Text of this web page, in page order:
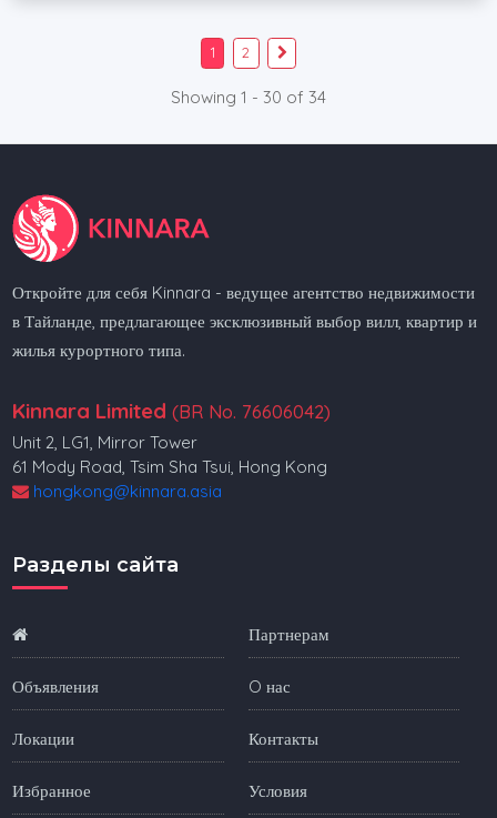
1 2
Showing 1 - 30 of 34
Откройте для себя Kinnara - ведущее агентство недвижимости
в Тайланде, предлагающее эксклюзивный выбор вилл, квартир и
жилья курортного типа.
Kinnara Limited (BR No. 76606042)
Unit 2, LG1, Mirror Tower
61 Mody Road, Tsim Sha Tsui, Hong Kong
hongkong@kinnara.asia
Разделы сайта
Объявления
Локации
Избранное
Партнерам
O нас
Контакты
Условия